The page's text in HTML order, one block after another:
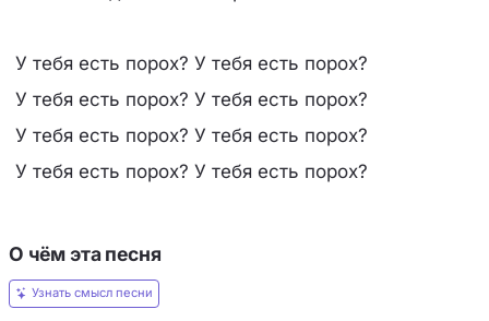
У тебя есть порох? У тебя есть порох?
У тебя есть порох? У тебя есть порох?
У тебя есть порох? У тебя есть порох?
У тебя есть порох? У тебя есть порох?
О чём эта песня
Узнать смысл песни